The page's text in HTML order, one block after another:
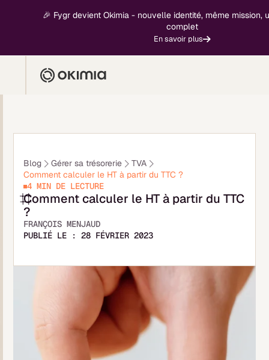
🎉 Fygr devient Okimia - nouvelle identité, même mission, un
complet
En savoir plus
Blog Gérer sa trésorerie
TVA
Comment calculer le HT à partir du TTC ?
4 MIN DE LECTURE
Comment calculer le HT à partir du TTC
?
FRANÇOIS MENJAUD
PUBLIÉ LE :28 FÉVRIER 2023